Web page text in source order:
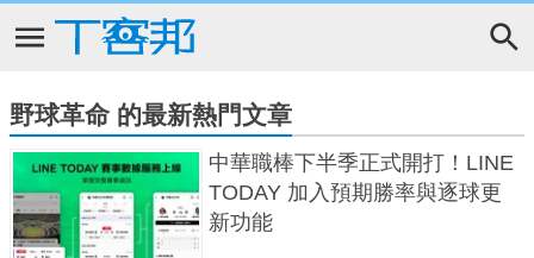
野球革命 的最新熱門文章
中華職棒下半季正式開打！LINE
TODAY 加入預期勝率與逐球更
新功能